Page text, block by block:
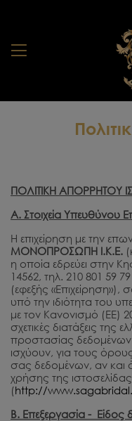
ΠΟΛΙΤΙΚΗ ΑΠΟΡΡΗΤΟΥ
Α. Στοιχεία Υπευθύνου
Η επιχείρηση με την
ΜΟΝΟΠΡΟΣΩΠΗ Ι.Κ.Ε.
η οποία εδρεύει στην
14562, τηλ. 210 801 59
(εφεξής
υπό την ιδιότητα του
με τον Κανονισμό (ΕΕ)
σχετικές διατάξεις της
προστασίας
ισχύουν, για τους
σας δεδομένων, αν και
χρήσης της
(http://
Β. Επεξεργασία - Είδος